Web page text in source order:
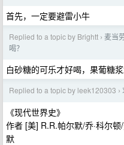
首先，一定要避雷小牛
Replied to a topic by Brightt › 麦当
喝？
白砂糖的可乐才好喝，果葡糖
Replied to a topic by leek120303 ›
《现代世界史》
作者 [美] R.R.帕尔默/乔·科尔顿
默